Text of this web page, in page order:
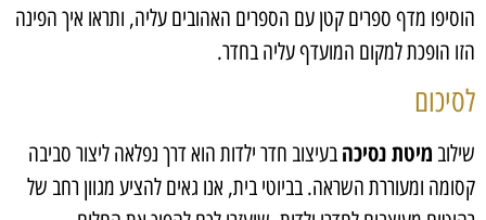
הוסיפו מדף ספרים קטן עם הספרים האהובים עליה, ותראו איך הפינה
הזו הופכת למקום המועדף עליה בחדר.
לסיכום
שילוב מיטת נסיכה בעיצוב חדר ילדות הוא דרך נפלאה ליצור סביבה
קסומה ומעוררת השראה. בביוטי בית, אנו גאים להציע מגוון רחב של